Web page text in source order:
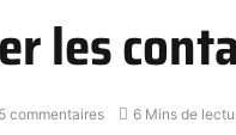
les
5 commentaires 6 Mins de